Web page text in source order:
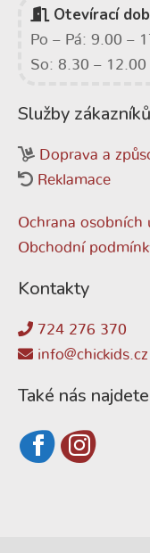
Otevírací
Po – Pá: 9.00 –
So: 8.30 – 12.00
Služby
Doprava a
Reklamace
Ochrana osobních
Obchodní
Kontakty
724 276 370
info@chickids.cz
Také nás